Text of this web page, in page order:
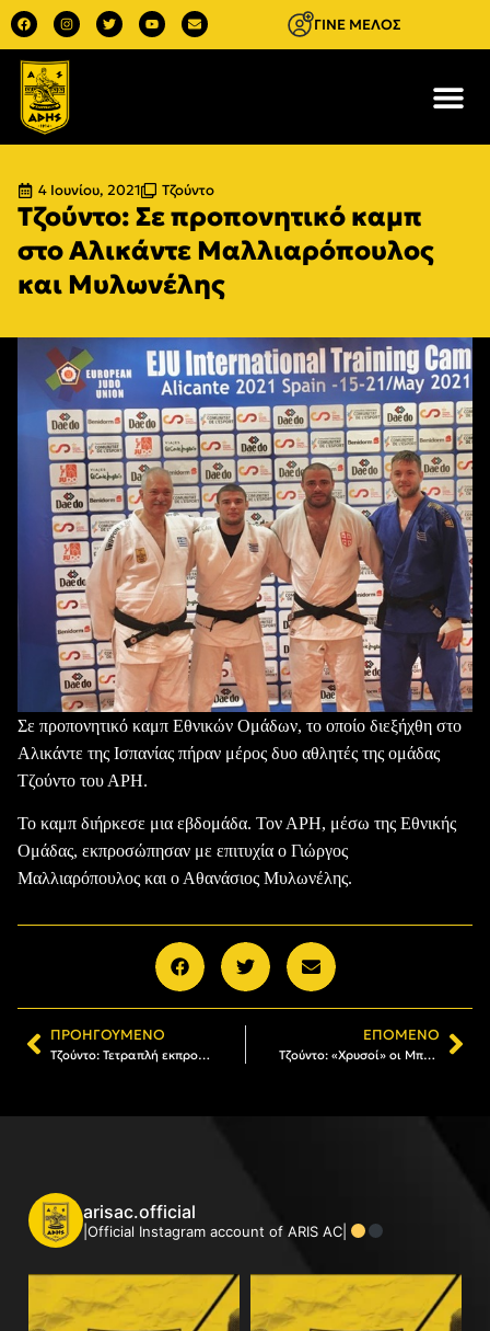
ΓΙΝΕ ΜΕΛΟΣ
4 Ιουνίου, 2021 Τζούντο
Τζούντο: Σε προπονητικό καμπ
στο Αλικάντε Μαλλιαρόπουλος
και Μυλωνέλης
Σε προπονητικό καμπ Εθνικών Ομάδων, το οποίο διεξήχθη στο
Αλικάντε της Ισπανίας πήραν μέρος δυο αθλητές της ομάδας
Τζούντο του ΑΡΗ.
Το καμπ διήρκεσε μια εβδομάδα. Τον ΑΡΗ, μέσω της Εθνικής
Ομάδας, εκπροσώπησαν με επιτυχία ο Γιώργος
Μαλλιαρόπουλος και ο Αθανάσιος Μυλωνέλης.
ΠΡΟΗΓΟΎΜΕΝΟ
Τζούντο: Τετραπλή εκπροσώπηση του ΑΡΗ στην Τασκένδη
ΕΠΌΜΕΝΟ
Τζούντο: «Χρυσοί» οι Μπριόλας και Μυλωνέλης στο Πανελλήνιο Νέων Ανδρών (pics)
arisac.official
|Official Instagram account of ARIS AC|